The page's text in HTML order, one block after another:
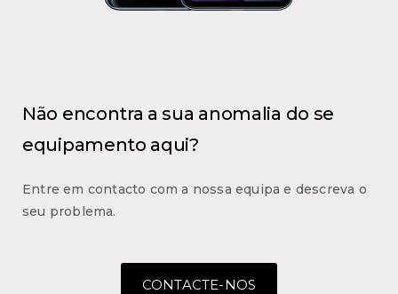
Não encontra a sua anomalia do se
equipamento aqui?
Entre em contacto com a nossa equipa e descreva o
seu problema.
CONTACTE-NOS